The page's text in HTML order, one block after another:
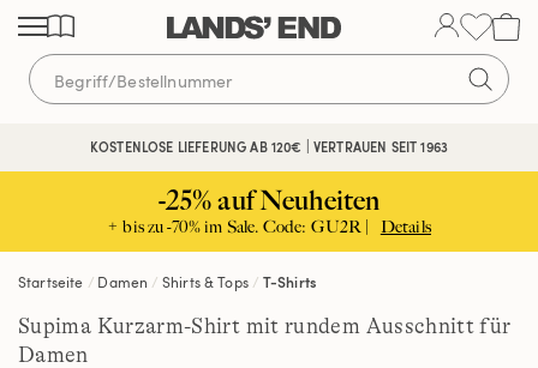
Direkt
zum
Inhalt
Direkt
zur
Navigation
Direkt
zur
Suche
KOSTENLOSE LIEFERUNG AB 120€ | VERTRAUEN SEIT 1963
-25% auf Neuheiten
+ bis zu -70% im Sale. Code: GU2R | Details
Startseite Damen Shirts & Tops T-Shirts
Supima Kurzarm-Shirt mit rundem Ausschnitt für
Damen